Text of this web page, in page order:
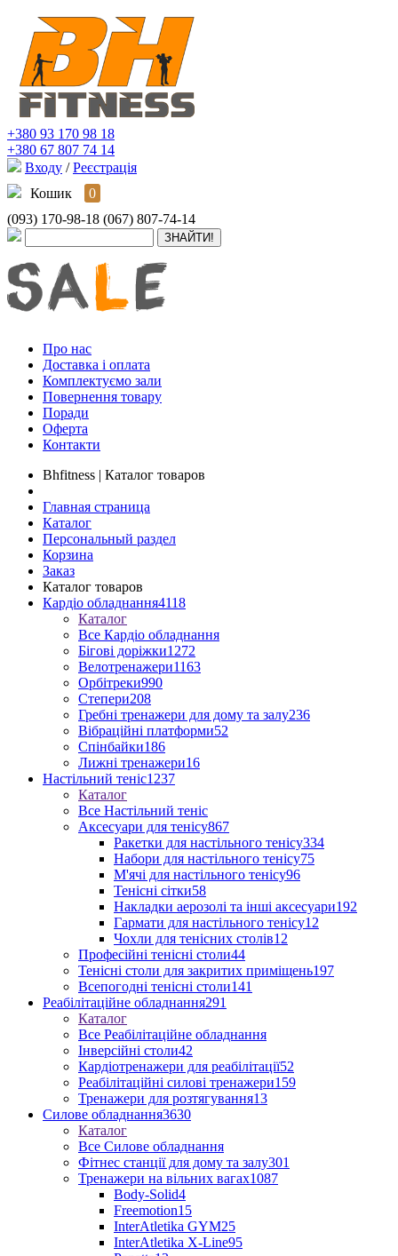
+380 93 170 98 18
+380 67 807 74 14
Входу / Реєстрація
Кошик
0
(093) 170-98-18 (067) 807-74-14
Про нас
Доставка і оплата
Комплектуємо зали
Повернення товару
Поради
Оферта
Контакти
Bhfitness | Каталог товаров
Главная страница
Каталог
Персональный раздел
Корзина
Заказ
Каталог товаров
Кардіо обладнання4118
Каталог
Все Кардіо обладнання
Бігові доріжки1272
Велотренажери1163
Орбітреки990
Степери208
Гребні тренажери для дому та залу236
Вібраційні платформи52
Спінбайки186
Лижні тренажери16
Настільний теніс1237
Каталог
Все Настільний теніс
Аксесуари для тенісу867
Ракетки для настільного тенісу334
Набори для настільного тенісу75
М'ячі для настільного тенісу96
Тенісні сітки58
Накладки аерозолі та інші аксесуари192
Гармати для настільного тенісу12
Чохли для тенісних столів12
Професійні тенісні столи44
Тенісні столи для закритих приміщень197
Всепогодні тенісні столи141
Реабілітаційне обладнання291
Каталог
Все Реабілітаційне обладнання
Інверсійні столи42
Кардіотренажери для реабілітації52
Реабілітаційні силові тренажери159
Тренажери для розтягування13
Силове обладнання3630
Каталог
Все Силове обладнання
Фітнес станції для дому та залу301
Тренажери на вільних вагах1087
Body-Solid4
Freemotion15
InterAtletika GYM25
InterAtletika X-Line95